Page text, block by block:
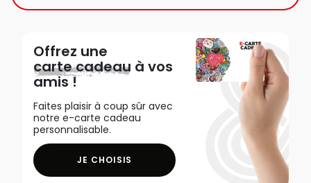
Offrez une
carte cadeau à vos
amis !
Faites plaisir à coup sûr avec
notre e-carte cadeau
personnalisable.
JE CHOISIS